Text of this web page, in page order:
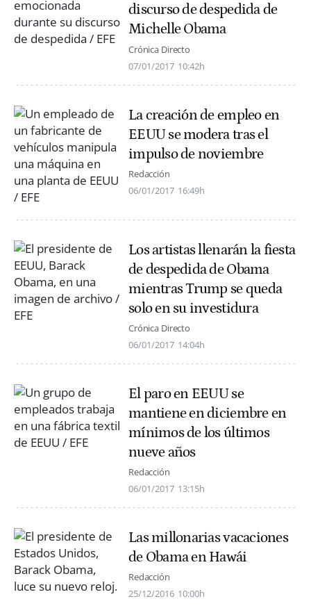
discurso de despedida de
Michelle Obama
Crónica Directo
07/01/2017 10:42h
La creación de empleo en
EEUU se modera tras el
impulso de noviembre
Redacción
06/01/2017 16:49h
Los artistas llenarán la fiesta
de despedida de Obama
mientras Trump se queda
solo en su investidura
Crónica Directo
06/01/2017 14:04h
El paro en EEUU se
mantiene en diciembre en
mínimos de los últimos
nueve años
Redacción
06/01/2017 13:15h
Las millonarias vacaciones
de Obama en Hawái
Redacción
25/12/2016 10:00h